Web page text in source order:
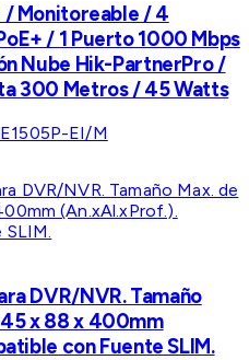
Monitoreable / 4
/ 1 Puerto 1000 Mbps
Nube Hik-PartnerPro /
300 Metros / 45 Watts
EI/M
DVR/NVR. Tamaño
x 88 x 400mm
con Fuente SLIM.